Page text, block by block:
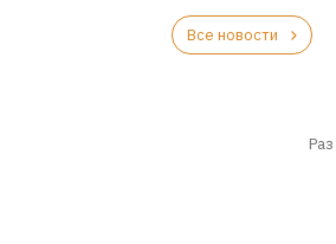
Все новости